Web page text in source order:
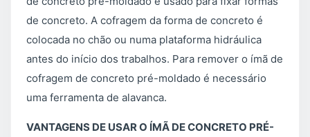
de concreto. A cofragem da forma de concreto é
colocada no chão ou numa plataforma hidráulica
antes do início dos trabalhos. Para remover o ímã de
cofragem de concreto pré-moldado é necessário
uma ferramenta de alavanca.
VANTAGENS DE USAR O ÍMÃ DE CONCRETO PRÉ-